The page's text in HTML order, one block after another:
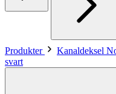
Produkter Kanaldeksel
svart